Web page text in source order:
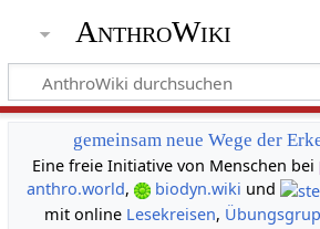
AnthroWiki
gemeinsam neue Wege der
Eine freie Initiative von Menschen bei
anthro.world, biodyn.wiki und
mit online Lesekreisen,